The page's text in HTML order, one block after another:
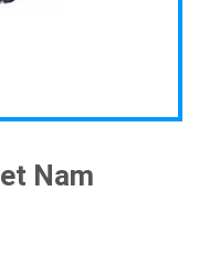
Nam